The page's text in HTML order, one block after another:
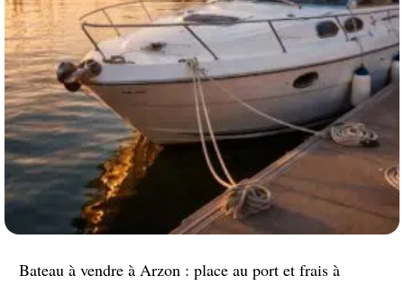
Bateau à vendre à Arzon : place au port et frais à